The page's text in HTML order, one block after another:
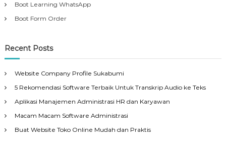
Boot Learning WhatsApp
Boot Form Order
Recent Posts
Website Company Profile Sukabumi
5 Rekomendasi Software Terbaik Untuk Transkrip Audio ke Teks
Aplikasi Manajemen Administrasi HR dan Karyawan
Macam Macam Software Administrasi
Buat Website Toko Online Mudah dan Praktis